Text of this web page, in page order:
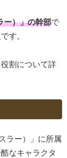
ー）」の幹部で
す。
割について詳
ラー）」に所属
なキャラクタ